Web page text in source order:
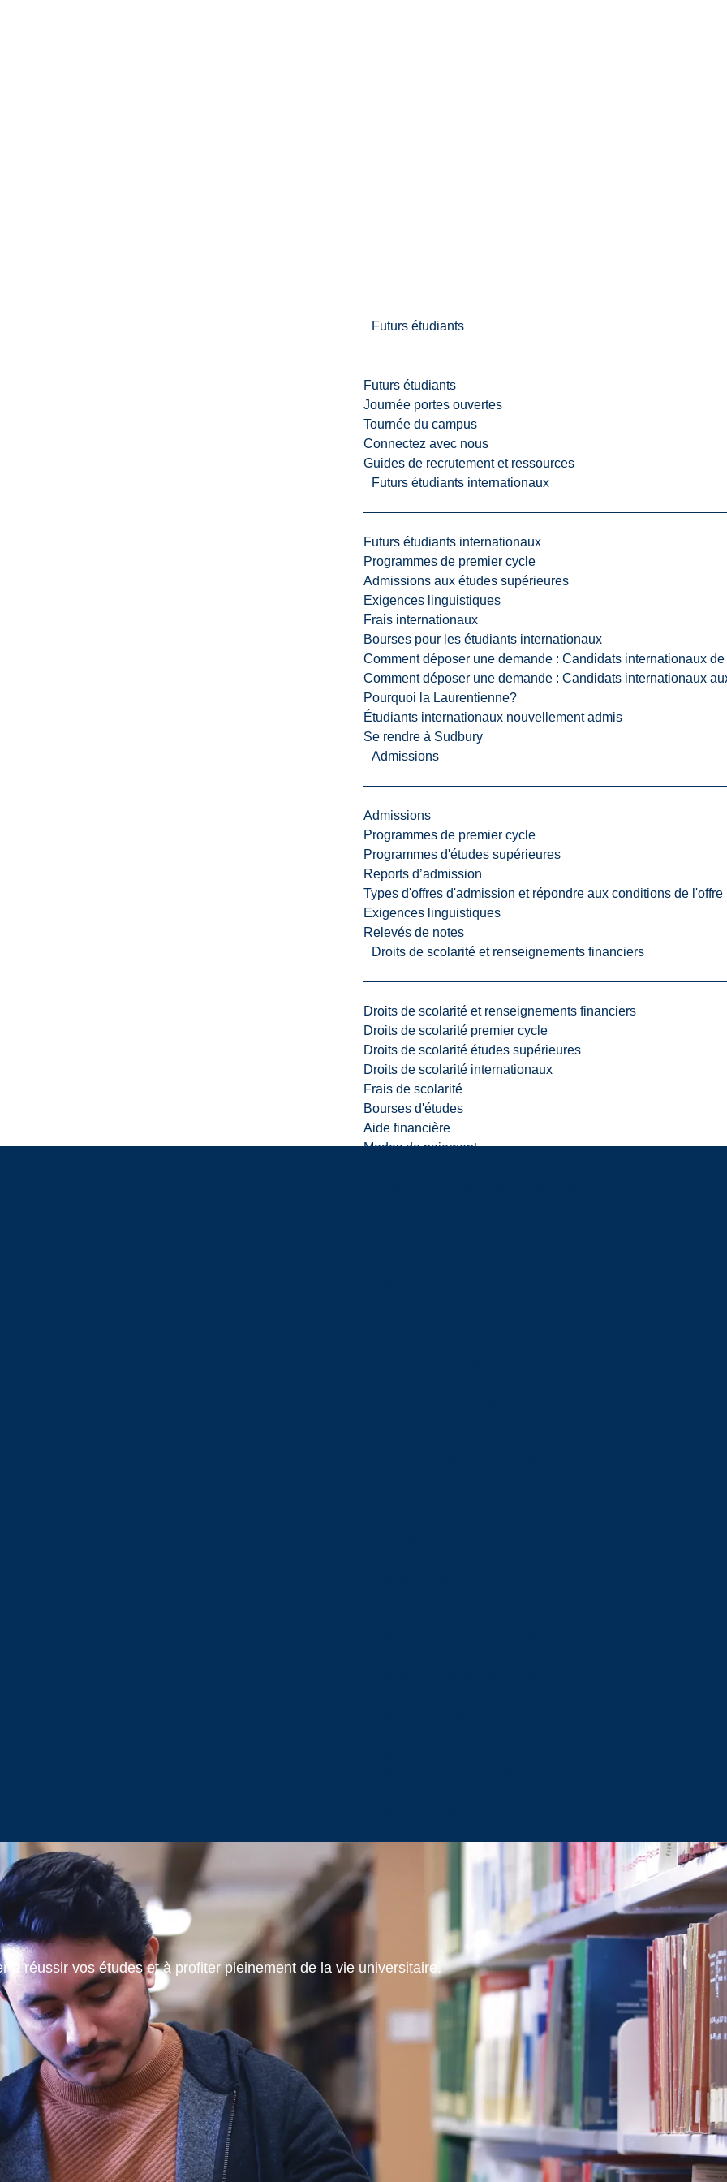
Futurs étudiants
Futurs étudiants
Journée portes ouvertes
Tournée du campus
Connectez avec nous
Guides de recrutement et ressources
Futurs étudiants internationaux
Futurs étudiants internationaux
Programmes de premier cycle
Admissions aux études supérieures
Exigences linguistiques
Frais internationaux
Bourses pour les étudiants internationaux
Comment déposer une demande : Candidats internationaux
Comment déposer une demande : Candidats internationaux
Pourquoi la Laurentienne?
Étudiants internationaux nouvellement admis
Se rendre à Sudbury
Admissions
Admissions
Programmes de premier cycle
Programmes d'études supérieures
Reports d’admission
Types d'offres d'admission et répondre aux conditions de l'offre
Exigences linguistiques
Relevés de notes
Droits de scolarité et renseignements financiers
Droits de scolarité et renseignements financiers
Droits de scolarité premier cycle
Droits de scolarité études supérieures
Droits de scolarité internationaux
Frais de scolarité
Bourses d'études
Aide financière
Modes de paiement
à réussir vos études et à profiter pleinement de la vie universitaire.